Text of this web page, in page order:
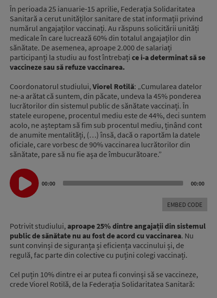
În perioada 25 ianuarie-15 aprilie, Federația Solidaritatea
Sanitară a cerut unităților sanitare de stat informații privind
numărul angajaților vaccinați. Au răspuns solicitării unități
medicale în care lucrează 60% din totalul angajaților din
sănătate. De asemenea, aproape 2.000 de salariați
participanți la studiu au fost întrebați ce i-a determinat să se
vaccineze sau să refuze vaccinarea.
Coordonatorul studiului, Viorel Rotilă: „Cumularea datelor
ne-a arătat că suntem, din păcate, undeva la 45% ponderea
lucrătorilor din sistemul public de sănătate vaccinați. În
statele europene, procentul mediu este de 44%, deci suntem
acolo, ne așteptam să fim sub procentul mediu, ținând cont
de anumite mentalități, (…) însă, dacă o raportăm la datele
oficiale, care vorbesc de 90% vaccinarea lucrătorilor din
sănătate, pare să nu fie așa de îmbucurătoare.”
Audio
Player
00:00 00:00
EMBED CODE
Potrivit studiului, aproape 25% dintre angajații din sistemul
public de sănătate nu au fost de acord cu vaccinarea. Nu
sunt convinși de siguranța și eficiența vaccinului și, de
regulă, fac parte din colective cu puțini colegi vaccinați.
Cel puțin 10% dintre ei ar putea fi convinși să se vaccineze,
crede Viorel Rotilă, de la Federația Solidaritatea Sanitară: